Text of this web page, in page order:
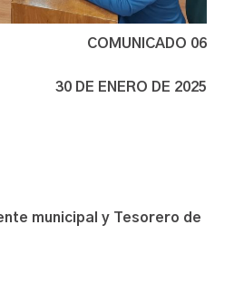
COMUNICADO 06
30 DE ENERO DE 2025
municipal y Tesorero de